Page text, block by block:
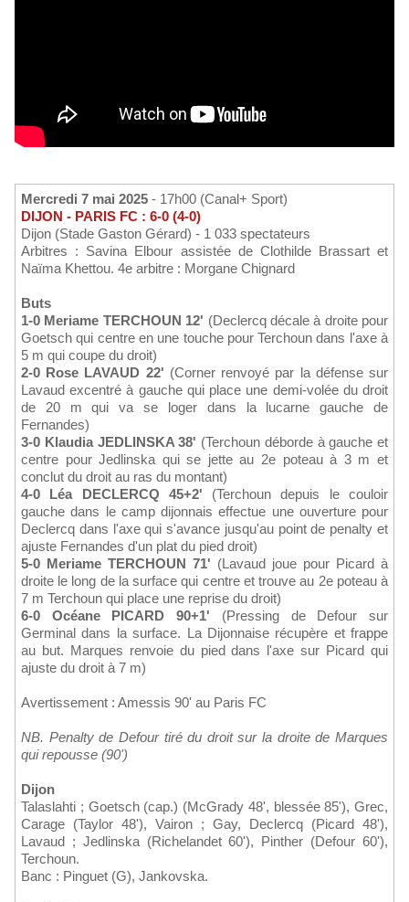
Mercredi 7 mai 2025 - 17h00 (Canal+ Sport)
DIJON - PARIS FC : 6-0 (4-0)
Dijon (Stade Gaston Gérard) - 1 033 spectateurs
Arbitres : Savina Elbour assistée de Clothilde Brassart et
Naïma Khettou. 4e arbitre : Morgane Chignard
Buts
1-0 Meriame TERCHOUN 12' (Declercq décale à droite pour
Goetsch qui centre en une touche pour Terchoun dans l'axe à
5 m qui coupe du droit)
2-0 Rose LAVAUD 22' (Corner renvoyé par la défense sur
Lavaud excentré à gauche qui place une demi-volée du droit
de 20 m qui va se loger dans la lucarne gauche de
Fernandes)
3-0 Klaudia JEDLINSKA 38' (Terchoun déborde à gauche et
centre pour Jedlinska qui se jette au 2e poteau à 3 m et
conclut du droit au ras du montant)
4-0 Léa DECLERCQ 45+2' (Terchoun depuis le couloir
gauche dans le camp dijonnais effectue une ouverture pour
Declercq dans l'axe qui s'avance jusqu'au point de penalty et
ajuste Fernandes d'un plat du pied droit)
5-0 Meriame TERCHOUN 71' (Lavaud joue pour Picard à
droite le long de la surface qui centre et trouve au 2e poteau à
7 m Terchoun qui place une reprise du droit)
6-0 Océane PICARD 90+1' (Pressing de Defour sur
Germinal dans la surface. La Dijonnaise récupère et frappe
au but. Marques renvoie du pied dans l'axe sur Picard qui
ajuste du droit à 7 m)
Avertissement : Amessis 90' au Paris FC
NB. Penalty de Defour tiré du droit sur la droite de Marques
qui repousse (90')
Dijon
Talaslahti ; Goetsch (cap.) (McGrady 48', blessée 85'), Grec,
Carage (Taylor 48'), Vairon ; Gay, Declercq (Picard 48'),
Lavaud ; Jedlinska (Richelandet 60'), Pinther (Defour 60'),
Terchoun.
Banc : Pinguet (G), Jankovska.